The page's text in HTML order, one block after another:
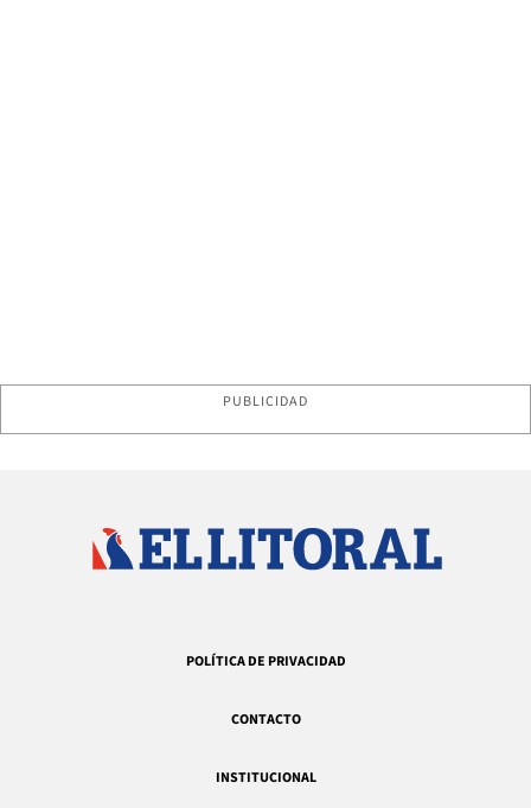
PUBLICIDAD
POLÍTICA DE PRIVACIDAD
CONTACTO
INSTITUCIONAL